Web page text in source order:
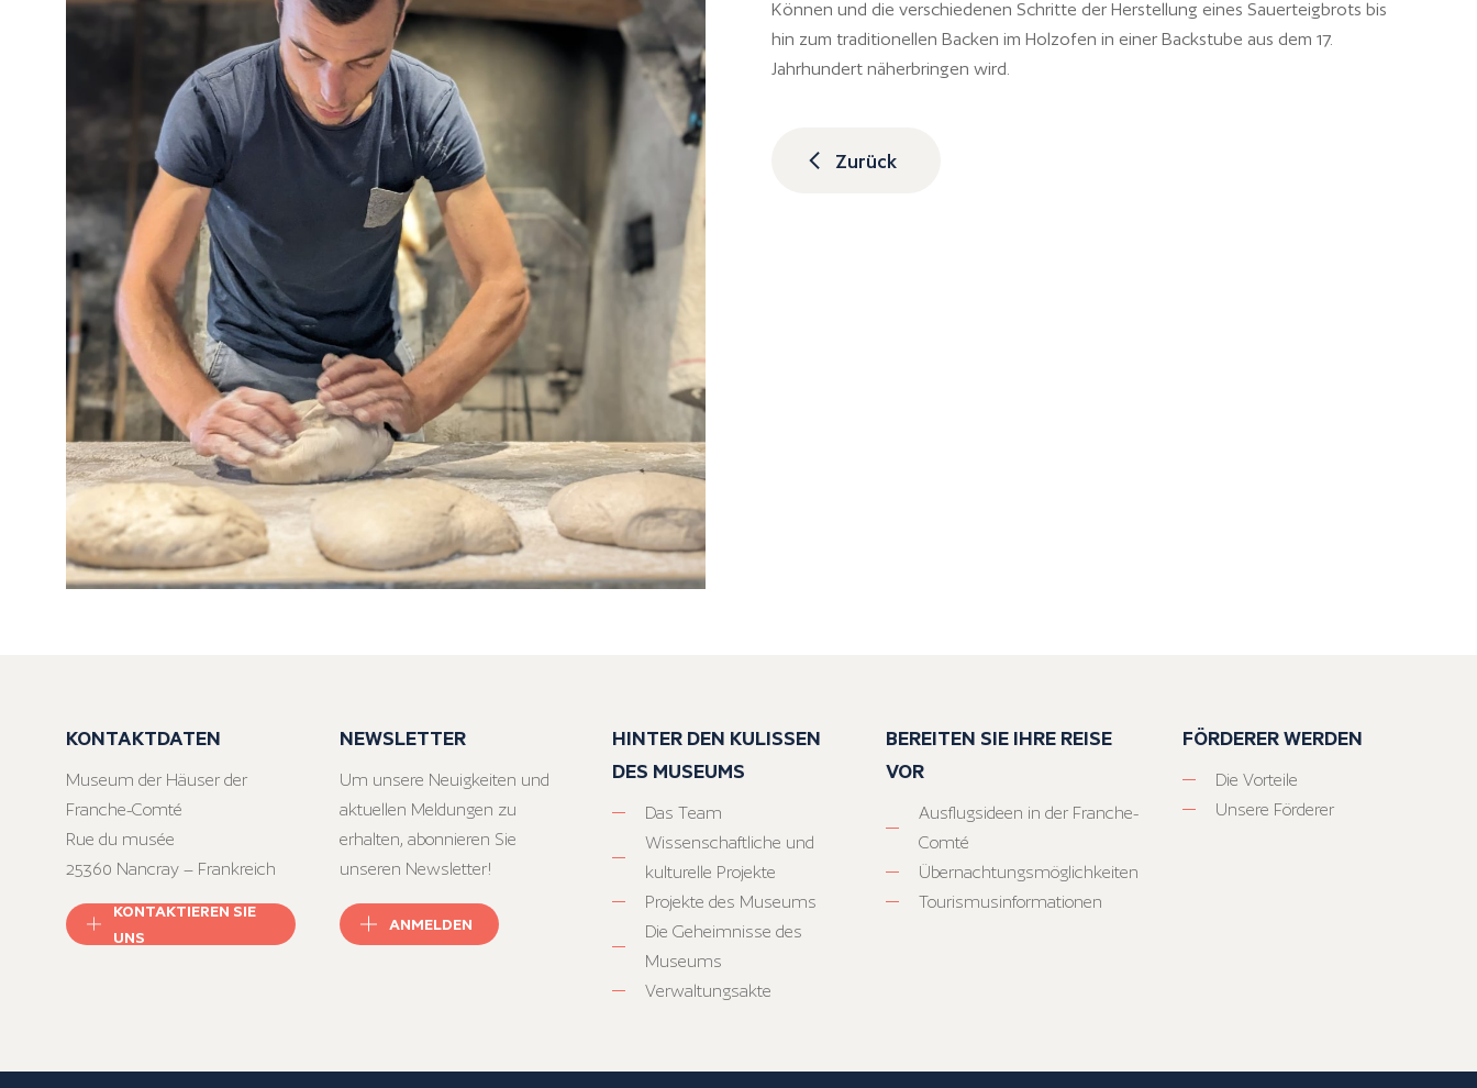
Können und die verschiedenen Schritte der Herstellung eines Sauerteigbrots bis
hin zum traditionellen Backen im Holzofen in einer Backstube aus dem 17.
Jahrhundert näherbringen wird.
Zurück
KONTAKTDATEN
Museum der Häuser der
Franche-Comté
Rue du musée
25360 Nancray – Frankreich
KONTAKTIEREN SIE
UNS
NEWSLETTER
Um unsere Neuigkeiten und
aktuellen Meldungen zu
erhalten, abonnieren Sie
unseren Newsletter!
ANMELDEN
HINTER DEN KULISSEN
DES MUSEUMS
Das Team
Wissenschaftliche und
kulturelle Projekte
Projekte des Museums
Die Geheimnisse des
Museums
Verwaltungsakte
BEREITEN SIE IHRE REISE
VOR
Ausflugsideen in der Franche-
Comté
Übernachtungsmöglichkeiten
Tourismusinformationen
FÖRDERER WERDEN
Die Vorteile
Unsere Förderer